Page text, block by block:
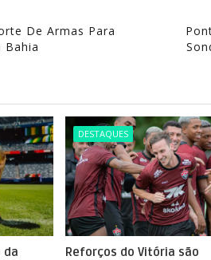
De Armas Para
Bahia
da
DESTAQUES
Reforços do Vitória são